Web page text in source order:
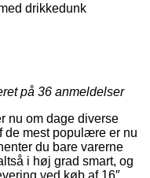
drikkedunk
på 36 anmeldelser
nu om dage diverse
de mest populære er nu
du bare varerne
i høj grad smart, og
ved køb af 16″